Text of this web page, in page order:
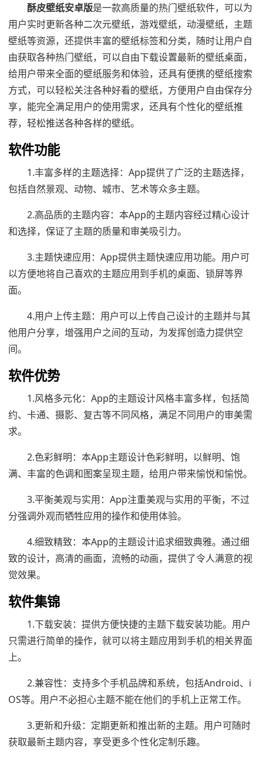
酥皮壁纸安卓版是一款高质量的热门壁纸软件，可以为
用户实时更新各种二次元壁纸，游戏壁纸，动漫壁纸，主题
壁纸等资源，还提供丰富的壁纸标签和分类，随时让用户自
由获取各种热门壁纸，可以自由下载设置最新的壁纸桌面，
给用户带来全面的壁纸服务和体验，还具有便携的壁纸搜索
方式，可以轻松关注各种好看的壁纸，方便用户自由保存分
享，能完全满足用户的使用需求，还具有个性化的壁纸推
荐，轻松推送各种各样的壁纸。
软件功能
1.丰富多样的主题选择：App提供了广泛的主题选择，
包括自然景观、动物、城市、艺术等众多主题。
2.高品质的主题内容：本App的主题内容经过精心设计
和选择，保证了主题的质量和审美吸引力。
3.主题快速应用：App提供主题快速应用功能。用户可
以方便地将自己喜欢的主题应用到手机的桌面、锁屏等界
面。
4.用户上传主题：用户可以上传自己设计的主题并与其
他用户分享，增强用户之间的互动，为发挥创造力提供空
间。
软件优势
1.风格多元化：App的主题设计风格丰富多样，包括简
约、卡通、摄影、复古等不同风格，满足不同用户的审美需
求。
2.色彩鲜明：本App主题设计色彩鲜明，以鲜明、饱
满、丰富的色调和图案呈现主题，给用户带来愉悦和愉悦。
3.平衡美观与实用：App注重美观与实用的平衡，不过
分强调外观而牺牲应用的操作和使用体验。
4.细致精致：本App的主题设计追求细致典雅。通过细
致的设计，高清的画面，流畅的动画，提供了令人满意的视
觉效果。
软件集锦
1.下载安装：提供方便快捷的主题下载安装功能。用户
只需进行简单的操作，就可以将主题应用到手机的相关界面
上。
2.兼容性：支持多个手机品牌和系统，包括Android、i
OS等。用户不必担心主题不能在他们的手机上正常工作。
3.更新和升级：定期更新和推出新的主题。用户可随时
获取最新主题内容，享受更多个性化定制乐趣。